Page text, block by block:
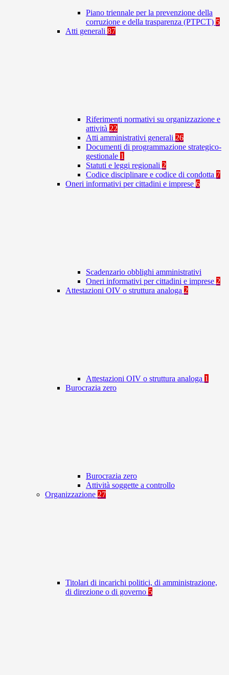
Piano triennale per la prevenzione della
corruzione e della trasparenza (PTPCT) 5
Atti generali 87
Riferimenti normativi su organizzazione e
attività 22
Atti amministrativi generali 26
Documenti di programmazione strategico-
gestionale 1
Statuti e leggi regionali 2
Codice disciplinare e codice di condotta 7
Oneri informativi per cittadini e imprese 6
Scadenzario obblighi amministrativi
Oneri informativi per cittadini e imprese 2
Attestazioni OIV o struttura analoga 2
Attestazioni OIV o struttura analoga 1
Burocrazia zero
Burocrazia zero
Attività soggette a controllo
Organizzazione 27
Titolari di incarichi politici, di amministrazione,
di direzione o di governo 5